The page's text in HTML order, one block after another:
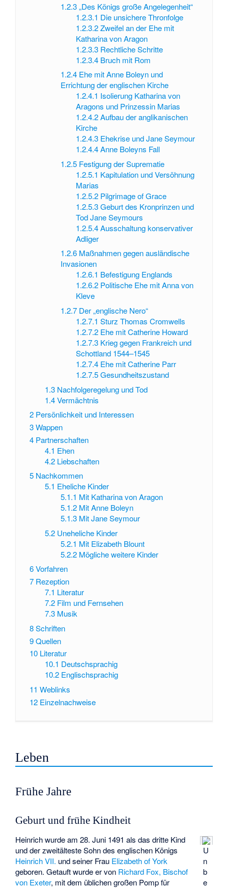
1.2.3 „Des Königs große Angelegenheit“
1.2.3.1 Die unsichere Thronfolge
1.2.3.2Zweifel an der Ehe mit
Katharina von Aragon
1.2.3.3 Rechtliche Schritte
1.2.3.4 Bruch mit Rom
1.2.4 Ehe mit Anne Boleyn und
Errichtung der englischen Kirche
1.2.4.1 Isolierung Katharina von
Aragons und Prinzessin Marias
1.2.4.2Aufbau der anglikanischen
Kirche
1.2.4.3 Ehekrise und Jane Seymour
1.2.4.4Anne Boleyns Fall
1.2.5 Festigung der Suprematie
1.2.5.1 Kapitulation und Versöhnung
Marias
1.2.5.2 Pilgrimage of Grace
1.2.5.3Geburt des Kronprinzen und
Tod Jane Seymours
1.2.5.4Ausschaltung konservativer
Adliger
1.2.6 Maßnahmen gegen ausländische
Invasionen
1.2.6.1 Befestigung Englands
1.2.6.2 Politische Ehe mit Anna von
Kleve
1.2.7 Der „englische Nero“
1.2.7.1 Sturz Thomas Cromwells
1.2.7.2 Ehe mit Catherine Howard
1.2.7.3 Krieg gegen Frankreich und
Schottland 1544–1545
1.2.7.4 Ehe mit Catherine Parr
1.2.7.5Gesundheitszustand
1.3 Nachfolgeregelung und Tod
1.4 Vermächtnis
2 Persönlichkeit und Interessen
3Wappen
4 Partnerschaften
4.1 Ehen
4.2 Liebschaften
5 Nachkommen
5.1 Eheliche Kinder
5.1.1 Mit Katharina von Aragon
5.1.2 Mit Anne Boleyn
5.1.3 Mit Jane Seymour
5.2 Uneheliche Kinder
5.2.1 Mit Elizabeth Blount
5.2.2 Mögliche weitere Kinder
6Vorfahren
7 Rezeption
7.1 Literatur
7.2 Film und Fernsehen
7.3 Musik
8Schriften
9Quellen
10 Literatur
10.1 Deutschsprachig
10.2 Englischsprachig
11 Weblinks
12 Einzelnachweise
Leben
Frühe Jahre
Geburt und frühe Kindheit
U
n
b
e
Heinrich wurde am 28. Juni 1491 als das dritte Kind
und der zweitälteste Sohn des englischen Königs
Heinrich VII. und seiner Frau Elizabeth of York
geboren. Getauft wurde er von Richard Fox, Bischof
von Exeter, mit dem üblichen großen Pomp für